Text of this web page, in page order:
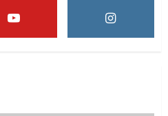
पादुकांना नीरा स्नान